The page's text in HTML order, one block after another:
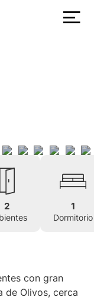
2 1
Dormitorio
con gran
de Olivos, cerca